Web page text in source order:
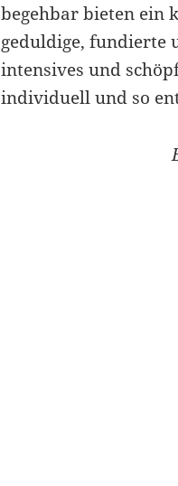
begehbar bieten ein
geduldige, fundierte
intensives und
individuell und so